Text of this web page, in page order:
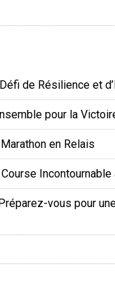
de Résilience et
pour la
en Relais
vous pour